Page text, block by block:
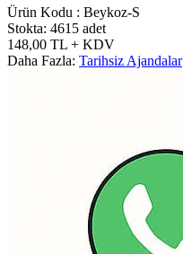
Ürün Kodu : Beykoz-S
Stokta: 4615 adet
148,00 TL + KDV
Daha Fazla: Tarihsiz Ajandalar